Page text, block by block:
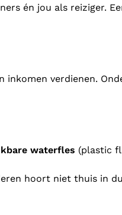
én jou als reiziger.
verdienen.
waterfles (plastic
hoort niet thuis in